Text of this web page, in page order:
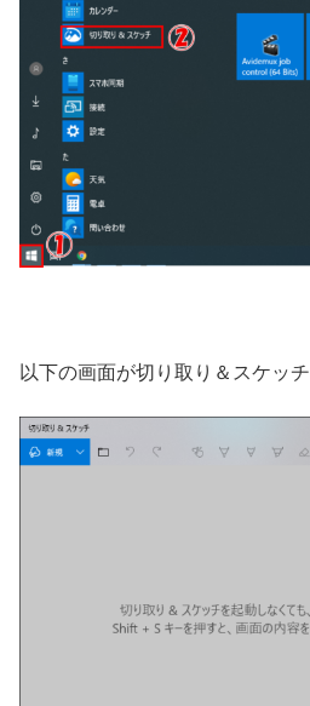
以下の画面が切り取り＆スケッチ